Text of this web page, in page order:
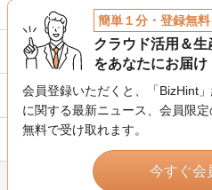
経営分析
エフェクチュエーション
経営ビジョン
戦略人事
簡単１分・登録無料
クラウド活用＆
をあなたにお届け
会員登録いただくと、「BizHint
に関する最新ニュース、 会員限
無料で受け取れます。
今すぐ会